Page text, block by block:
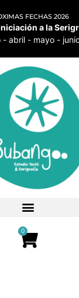
FECHAS 2026
a la
- abril - mayo -
0